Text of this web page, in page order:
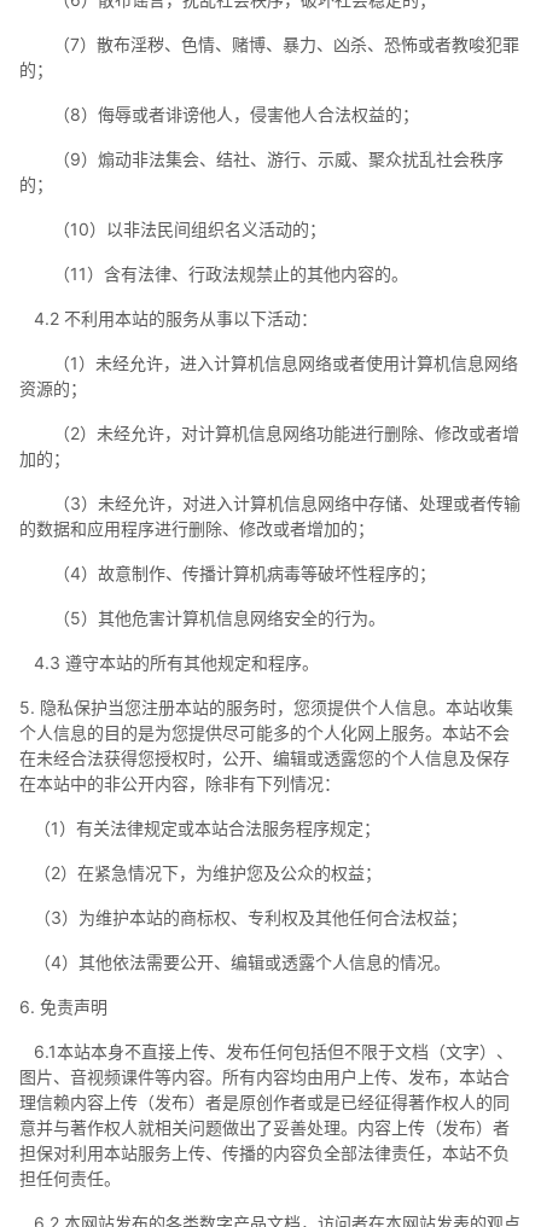
（7）散布淫秽、色情、赌博、暴力、凶杀、恐怖或者教唆犯罪
的；
（8）侮辱或者诽谤他人，侵害他人合法权益的；
（9）煽动非法集会、结社、游行、示威、聚众扰乱社会秩序
的；
（10）以非法民间组织名义活动的；
（11）含有法律、行政法规禁止的其他内容的。
4.2 不利用本站的服务从事以下活动：
（1）未经允许，进入计算机信息网络或者使用计算机信息网络
资源的；
（2）未经允许，对计算机信息网络功能进行删除、修改或者增
加的；
（3）未经允许，对进入计算机信息网络中存储、处理或者传输
的数据和应用程序进行删除、修改或者增加的；
（4）故意制作、传播计算机病毒等破坏性程序的；
（5）其他危害计算机信息网络安全的行为。
4.3 遵守本站的所有其他规定和程序。
5. 隐私保护当您注册本站的服务时，您须提供个人信息。本站收集
个人信息的目的是为您提供尽可能多的个人化网上服务。本站不会
在未经合法获得您授权时，公开、编辑或透露您的个人信息及保存
在本站中的非公开内容，除非有下列情况：
（1）有关法律规定或本站合法服务程序规定；
（2）在紧急情况下，为维护您及公众的权益；
（3）为维护本站的商标权、专利权及其他任何合法权益；
（4）其他依法需要公开、编辑或透露个人信息的情况。
6. 免责声明
6.1本站本身不直接上传、发布任何包括但不限于文档（文字）、
图片、音视频课件等内容。所有内容均由用户上传、发布，本站合
理信赖内容上传（发布）者是原创作者或是已经征得著作权人的同
意并与著作权人就相关问题做出了妥善处理。内容上传（发布）者
担保对利用本站服务上传、传播的内容负全部法律责任，本站不负
担任何责任。
6.2 本网站发布的各类数字产品文档，访问者在本网站发表的观点